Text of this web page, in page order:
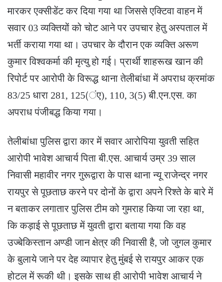
मारकर एक्सीडेंट कर दिया गया था जिससे एक्टिवा वाहन में
सवार 03 व्यक्तियों को चोट आने पर उपचार हेतु अस्पताल में
भर्ती कराया गया था। उपचार के दौरान एक व्यक्ति अरूण
कुमार विश्वकर्मा की मृत्यु हो गई। प्रार्थी शाहरूख खान की
रिपोर्ट पर आरोपी के विरूद्ध थाना तेलीबांधा में अपराध क्रमांक
83/25 धारा 281, 125(ंए), 110, 3(5) बी.एन.एस. का
अपराध पंजीबद्ध किया गया।
तेलीबांधा पुलिस द्वारा कार में सवार आरोपिया युवती सहित
आरोपी भावेश आचार्य पिता बी.एस. आचार्य उम्र 39 साल
निवासी महावीर नगर गुरूद्वारा के पास थाना न्यू राजेन्द्र नगर
रायपुर से पूछताछ करने पर दोनों के द्वारा अपने रिश्ते के बारे में
न बताकर लगातार पुलिस टीम को गुमराह किया जा रहा था,
कि कड़ाई से पूछताछ में युवती द्वारा बताया गया कि वह
उज्बेकिस्तान अण्डी जान क्षेत्र की निवासी है, जो जुगल कुमार
के बुलाये जाने पर देह व्यापार हेतु मुंबई से रायपुर आकर एक
होटल में रूकी थी। इसके साथ ही आरोपी भावेश आचार्य ने